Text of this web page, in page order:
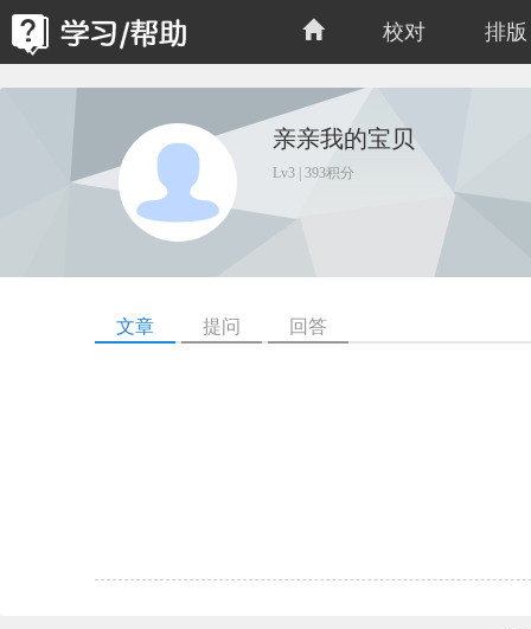
校对 排版
亲亲我的宝贝
Lv3 | 393积分
文章 提问 回答